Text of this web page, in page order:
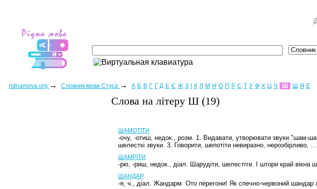
ridnamova.org → Словник мови Стуса → А Б В Г Ґ Д Е Є Ж З К Л М Н О П Р С Т У Ф Х Ц Ч Ш Щ Я E
Слова на лiтеру Ш (19)
ШАМОТІТИ
-очу, -отиш, недок., розм. 1. Видавати, утворювати звуки "шам-
шелесткі звуки. 3. Говорити, шепотіти невиразно, нерозбірливо, …
ШАМРІТИ
-рю, -риш, недок., діал. Шарудіти, шелестіти. І штори край вікна
ШАНДАР
-я, ч., діал. Жандарм. Ото перегони! Як спечно-червоний шандар